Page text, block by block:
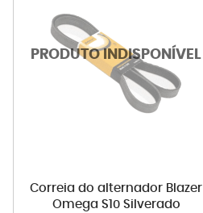
Correia do alternador Blazer
Omega S10 Silverado